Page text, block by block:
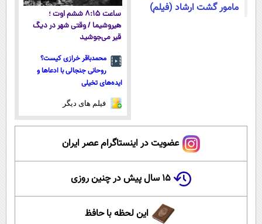
مامور گشت ارشاد (فیلم)
ساعت ۸:۱۵ ششم اوت ؛
هیروشیما / وقتی شهر در دیگ
قیر می‌جوشید
محمدباقر خرازی کیست؟
روحانی جنجالی با ادعاها و
ایده‌های تخیلی
فیلم های دیگر
عضویت در اینستاگرام عصر ایران
۱۵ سال پیش در چنین روزی
این لحظه با حافظ